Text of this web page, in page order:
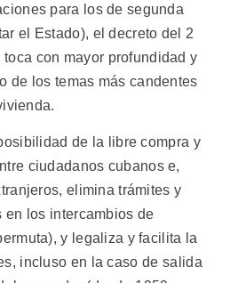
para los de segunda
el Estado), el decreto del 2
con mayor profundidad y
de los temas más candentes
de la libre compra y
ciudadanos cubanos e,
elimina trámites y
los intercambios de
y legaliza y facilita la
incluso en la caso de salida